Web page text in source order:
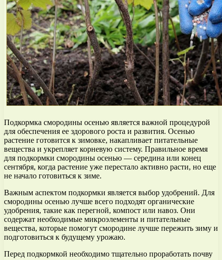
Подкормка смородины осенью является важной процедурой
для обеспечения ее здорового роста и развития. Осенью
растение готовится к зимовке, накапливает питательные
вещества и укрепляет корневую систему. Правильное время
для подкормки смородины осенью — середина или конец
сентября, когда растение уже перестало активно расти, но еще
не начало готовиться к зиме.
Важным аспектом подкормки является выбор удобрений. Для
смородины осенью лучше всего подходят органические
удобрения, такие как перегной, компост или навоз. Они
содержат необходимые микроэлементы и питательные
вещества, которые помогут смородине лучше пережить зиму и
подготовиться к будущему урожаю.
Перед подкормкой необходимо тщательно проработать почву